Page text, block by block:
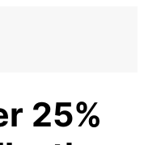
25%